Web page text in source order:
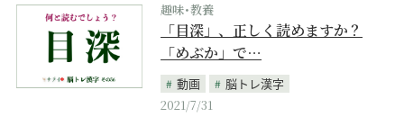
趣味･教養
「目深」、正しく読めますか？
「めぶか」で…
動画
脳トレ漢字
2021/7/31